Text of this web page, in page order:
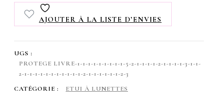
AJOUTER À LA LISTE D’ENVIES
UGS :
PROTEGE LIVRE-1-1-1-1-1-1-1-1-1-5-2-1-1-1-1-2-1-1-1-1-3-1-1-
2-1-1-1-1-1-1-1-1-1-1-1-2-1-1-1-1-1-1-2-3
CATÉGORIE :
ETUI À LUNETTES